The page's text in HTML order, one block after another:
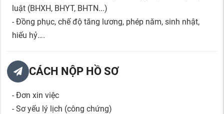
luật (BHXH, BHYT, BHTN...)
- Đồng phục, chế độ tăng lương, phép năm, sinh nhật,
hiếu hỷ….
CÁCH NỘP HỒ SƠ
- Đơn xin việc
- Sơ yếu lý lịch (công chứng)